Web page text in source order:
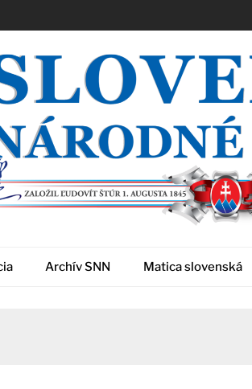
Archív SNN Matica slovenská